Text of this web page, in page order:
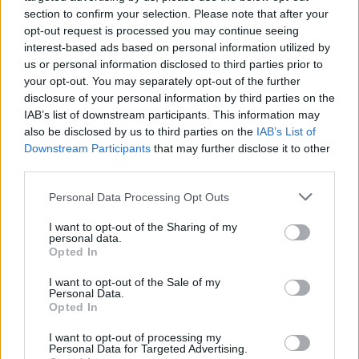
section to confirm your selection. Please note that after your
opt-out request is processed you may continue seeing
interest-based ads based on personal information utilized by
us or personal information disclosed to third parties prior to
your opt-out. You may separately opt-out of the further
disclosure of your personal information by third parties on the
IAB’s list of downstream participants. This information may
also be disclosed by us to third parties on the IAB’s List of
Downstream Participants that may further disclose it to other
Personal Data Processing Opt Outs
I want to opt-out of the Sharing of my
personal data.
Opted In
I want to opt-out of the Sale of my
Personal Data.
Opted In
I want to opt-out of processing my
Personal Data for Targeted Advertising.
Ξεκλειδώνει το Open Mall
Καλαμπάκας
Mετά από χρόνια στασιμότητας, ένα από τα πιο
σημαντικά έργα αστικής ανάπλασης της Καλαμπάκας
παίρνει ξανά μπροστά! Η νέα μελέτη για το Open Mall
Τρικάλων, ξεπερνώντας όλα τα εμπόδια και
υλοποίηση. Το έργο στοχεύει στην ολοκληρωμένη
ανάδειξη του εμπορικού […]